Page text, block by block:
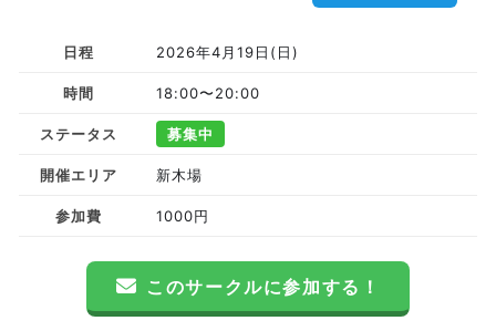
日程 2026年4月19日(日)
時間 18:00〜20:00
ステータス 募集中
開催エリア 新木場
参加費 1000円
このサークルに参加する！